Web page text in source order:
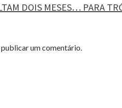
DOIS MESES… PARA
um comentário.